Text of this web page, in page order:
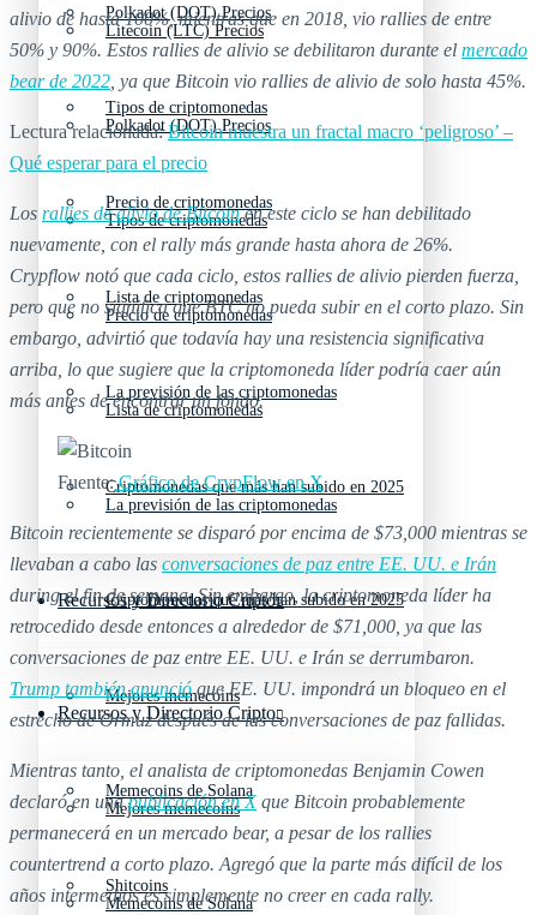
Polkadot (DOT) Precios
Tipos de criptomonedas
Precio de criptomonedas
Lista de criptomonedas
La previsión de las criptomonedas
Criptomonedas que más han subido en 2025
Recursos y Directorio Cripto
Mejores memecoins
Memecoins de Solana
Shitcoins
Litecoin (LTC) Precios
Polkadot (DOT) Precios
Tipos de criptomonedas
Precio de criptomonedas
Lista de criptomonedas
La previsión de las criptomonedas
Criptomonedas que más han subido en 2025
Recursos y Directorio Cripto
Mejores memecoins
Memecoins de Solana
alivio de hasta 100%, mientras que en 2018, vio rallies de entre
50% y 90%. Estos rallies de alivio se debilitaron durante el mercado
bear de 2022 , ya que Bitcoin vio rallies de alivio de solo hasta 45%.
Lectura relacionada:Bitcoin muestra un fractal macro ‘peligroso’ –
Qué esperar para el precio
Los rallies de alivio de Bitcoin en este ciclo se han debilitado
nuevamente, con el rally más grande hasta ahora de 26%.
Crypflow notó que cada ciclo, estos rallies de alivio pierden fuerza,
pero que no significa que BTC no pueda subir en el corto plazo. Sin
embargo, advirtió que todavía hay una resistencia significativa
arriba, lo que sugiere que la criptomoneda líder podría caer aún
más antes de encontrar un fondo.
Fuente:Gráfico de CrypFlow en X
Bitcoin recientemente se disparó por encima de $73,000 mientras se
llevaban a cabo las conversaciones de paz entre EE. UU. e Irán
during el fin de semana. Sin embargo, la criptomoneda líder ha
retrocedido desde entonces a alrededor de $71,000, ya que las
conversaciones de paz entre EE. UU. e Irán se derrumbaron.
Trump también anunció que EE. UU. impondrá un bloqueo en el
estrecho de Ormuz después de las conversaciones de paz fallidas.
Mientras tanto, el analista de criptomonedas Benjamin Cowen
declaró en una publicación en X que Bitcoin probablemente
permanecerá en un mercado bear, a pesar de los rallies
countertrend a corto plazo. Agregó que la parte más difícil de los
años intermedios es simplemente no creer en cada rally.